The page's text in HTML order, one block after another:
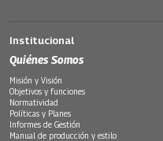
Institucional
Quiénes Somos
Misión y Visión
Objetivos y funciones
Normatividad
Políticas y Planes
Informes de Gestión
Manual de producción y estilo